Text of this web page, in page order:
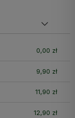
0,00 zł
9,90 zł
11,90 zł
12,90 zł